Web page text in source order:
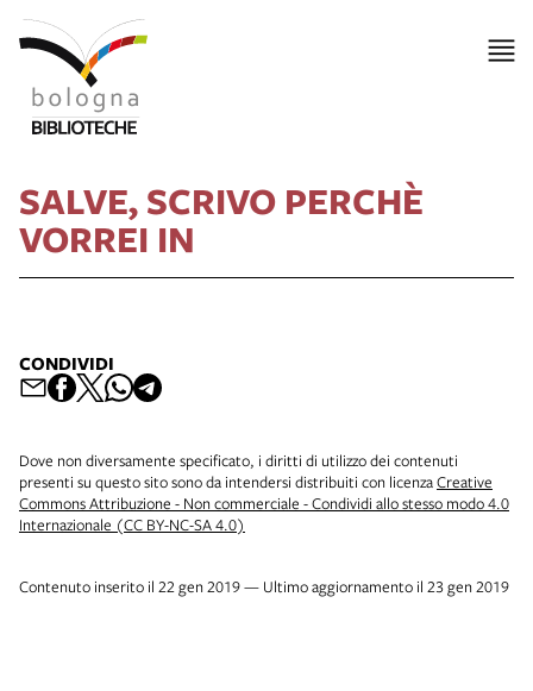
SALVE, SCRIVO PERCHÈ
VORREI IN
CONDIVIDI
Dove non diversamente specificato, i diritti di utilizzo dei contenuti
presenti su questo sito sono da intendersi distribuiti con licenzaCreative
Commons Attribuzione - Non commerciale - Condividi allo stesso modo 4.0
Internazionale (CC BY-NC-SA 4.0)
Contenuto inserito il 22 gen 2019 — Ultimo aggiornamento il 23 gen 2019